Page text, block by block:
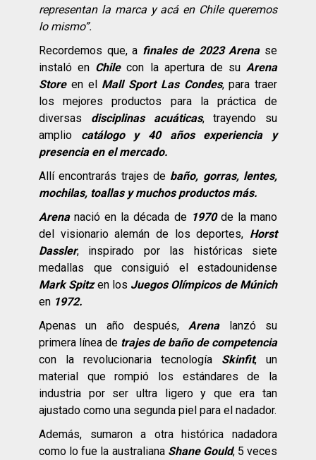
representan la marca y acá en Chile queremos
lo mismo”.
Recordemos que, a finales de 2023 Arena se
instaló en Chile con la apertura de su Arena
Store en el Mall Sport Las Condes, para traer
los mejores productos para la práctica de
diversas disciplinas acuáticas, trayendo su
amplio catálogo y 40 años experiencia y
presencia en el mercado.
Allí encontrarás trajes de baño, gorras, lentes,
mochilas, toallas y muchos productos más.
Arena nació en la década de 1970 de la mano
del visionario alemán de los deportes, Horst
Dassler, inspirado por las históricas siete
medallas que consiguió el estadounidense
Mark Spitzen los Juegos Olímpicos de Múnich
en 1972.
Apenas un año después,Arena
lanzó su
primera línea de trajes de baño de competencia
con la revolucionaria tecnología Skinfit, un
material que rompió los estándares de la
industria por ser ultra ligero y que era tan
ajustado como una segunda piel para el nadador.
Además, sumaron a otra histórica nadadora
como lo fue la australiana Shane Gould, 5 veces